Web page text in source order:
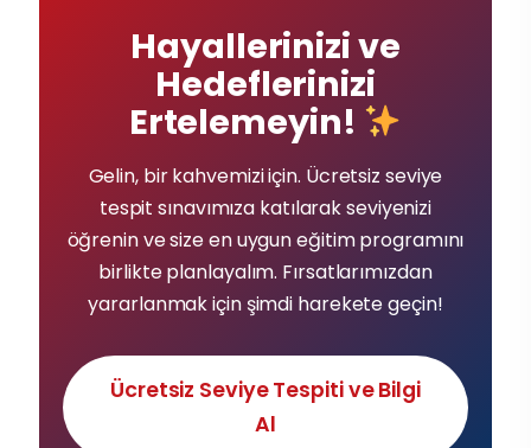
Hayallerinizi ve
Hedeflerinizi
Ertelemeyin!
Gelin, bir kahvemizi için. Ücretsiz seviye
tespit sınavımıza katılarak seviyenizi
öğrenin ve size en uygun eğitim programını
birlikte planlayalım. Fırsatlarımızdan
yararlanmak için şimdi harekete geçin!
Ücretsiz Seviye Tespiti ve Bilgi
Al